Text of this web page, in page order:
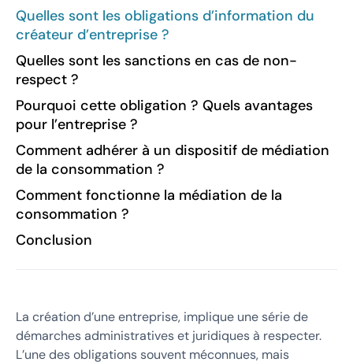
Quelles sont les obligations d’information du
créateur d’entreprise ?
Quelles sont les sanctions en cas de non-
respect ?
Pourquoi cette obligation ? Quels avantages
pour l’entreprise ?
Comment adhérer à un dispositif de médiation
de la consommation ?
Comment fonctionne la médiation de la
consommation ?
Conclusion
La création d’une entreprise, implique une série de
démarches administratives et juridiques à respecter.
L’une des obligations souvent méconnues, mais